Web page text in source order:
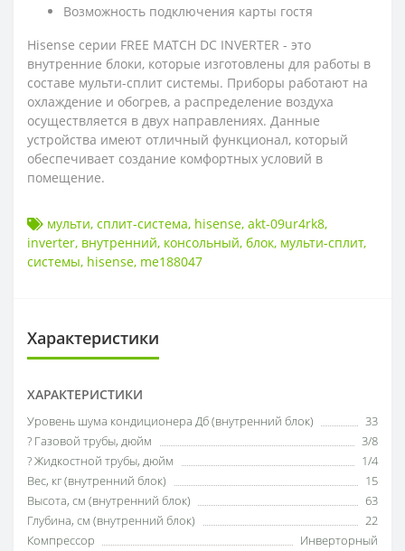
Возможность подключения карты гостя
Hisense серии FREE MATCH DC INVERTER - это
внутренние блоки, которые изготовлены для работы в
составе мульти-сплит системы. Приборы работают на
охлаждение и обогрев, а распределение воздуха
осуществляется в двух направлениях. Данные
устройства имеют отличный функционал, который
обеспечивает создание комфортных условий в
помещение.
мульти, сплит-система, hisense, akt-09ur4rk8,
inverter, внутренний, консольный, блок, мульти-сплит,
системы, hisense, me188047
Характеристики
ХАРАКТЕРИСТИКИ
Уровень шума кондиционера Дб (внутренний блок)
33
? Газовой трубы, дюйм
3/8
? Жидкостной трубы, дюйм
1/4
Вес, кг (внутренний блок)
15
Высота, см (внутренний блок)
63
Глубина, см (внутренний блок)
22
Компрессор
Инверторный